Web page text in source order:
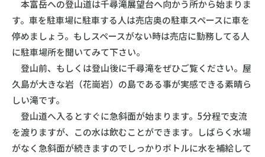
本富岳への登山道は千尋滝展望台へ向かう所から始まりま
す。車を駐車場に駐車する人は売店奥の駐車スペースに車を
停めましょう。もしスペースがない時は売店に勤務してる人
に駐車場所を聞いてみて下さい。
登山前、もしくは登山後に千尋滝をぜひご覧ください。屋
久島が大きな岩（花崗岩）の島である事が実感できる素晴ら
しい滝です。
登山道へ入るとすぐに急斜面が始まります。5分程で支流
を渡りますが、この水は飲むことができます。しばらく水場
がなく急斜面が続きますのでしっかりボトルに水を補給して